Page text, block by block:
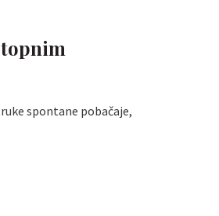
spontane pobačaje,